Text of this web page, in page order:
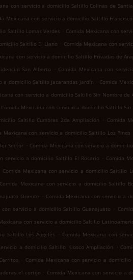
con servicio a domicilio Saltillo Colinas de
Mexicana con servicio a domicilio Saltillo
Saltillo Lomas Verdes . Comida Mexicana con
Saltillo El Llano . Comida Mexicana con
con servicio a domicilio Saltillo Privadas de
San Alberto . Comida Mexicana con
a domicilio Saltillo Jacarandas Jardín . Comida
con servicio a domicilio Saltillo Sin Nombre de
Comida Mexicana con servicio a domicilio Saltillo Sin
Saltillo Cumbres 2da Ampliación . Comida
Mexicana con servicio a domicilio Saltillo Los Pinos
Sector . Comida Mexicana con servicio a
servicio a domicilio Saltillo El Rosario . Comida
Comida Mexicana con servicio a domicilio Saltillo
Comida Mexicana con servicio a domicilio Saltillo
Oriente . Comida Mexicana con servicio a
con servicio a domicilio Saltillo Guanajuato .
con servicio a domicilio Saltillo
Saltillo Los Ángeles . Comida Mexicana con
a domicilio Saltillo Kiosco Ampliación .
. Comida Mexicana con servicio a
el cortijo . Comida Mexicana con servicio a